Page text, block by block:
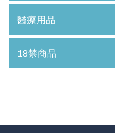
醫療用品
18禁商品